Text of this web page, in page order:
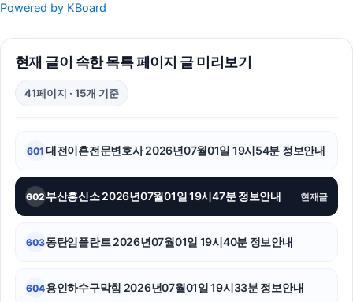
용산하수구막힘
sns마케팅
개인회생중대출
Powered by KBoard
현재 글이 속한 목록 페이지 글 미리보기
41페이지 · 15개 기준
601 대전이혼전문변호사 2026년07월01일 19시54분 정보안내
602부산흥신소 2026년07월01일 19시47분 정보안내 현재글
603동탄임플란트 2026년07월01일 19시40분 정보안내
604용인하수구막힘 2026년07월01일 19시33분 정보안내